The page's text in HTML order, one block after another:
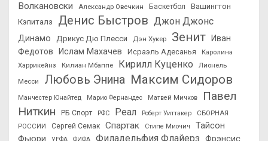
Волкановски
Александр Овечкин Баскетбол
Вашингтон
Кэпиталз
Денис Быстров Джон Джонс
Динамо Дрикус Дю Плесси Дэн Хукер Зенит
Иван
Федотов
Ислам Махачев Исраэль Адесанья
Каролина
Харрикейнз
Килиан Мбаппе Кирилл Куценко
Лионель
Месси
Любовь Энина Максим Сидоров
Манчестер Юнайтед Марио Фернандес Матвей Мичков
Павел
Ниткин
РБ Спорт РФС Реал Роберт Уиттакер
СБОРНАЯ
РОССИИ
Сергей Семак Спартак Стипе Миочич
Тайсон
Филадельфия Флайерз